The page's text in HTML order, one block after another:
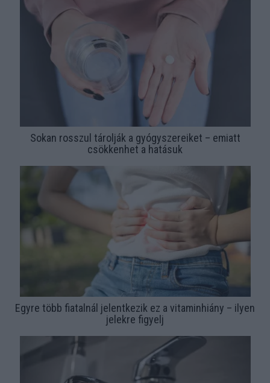
Sokan rosszul tárolják a gyógyszereiket – emiatt
csökkenhet a hatásuk
Egyre több fiatalnál jelentkezik ez a vitaminhiány – ilyen
jelekre figyelj